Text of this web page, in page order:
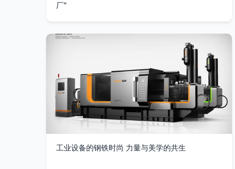
厂”
工业设备的钢铁时尚 力量与美学的共生